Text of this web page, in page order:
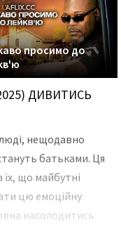
просимо до
ДИВИТИСЬ
люді, нещодавно
батьками. Ця
що майбутні
цю емоційну
насолодитись